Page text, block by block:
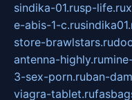
sindika-01.rusp-life.ru
e-abis-1-c.ru
store-brawlstars.ru
antenna-highly.ru
3-sex-porn.ruban-
viagra-tablet.ru